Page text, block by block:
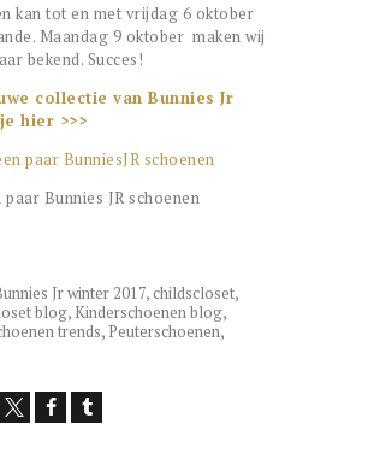
kan tot en met vrijdag 6 oktober
Maandag 9 oktober maken wij
bekend. Succes!
collectie van Bunnies Jr
hier >>>
paar Bunnies JR schoenen
Jr winter 2017,childscloset,
blog, Kinderschoenen blog,
trends, Peuterschoenen,